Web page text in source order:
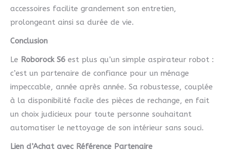
accessoires facilite grandement son entretien,
prolongeant ainsi sa durée de vie.
Conclusion
Le Roborock S6 est plus qu’un simple aspirateur robot :
c’est un partenaire de confiance pour un ménage
impeccable, année après année. Sa robustesse, couplée
à la disponibilité facile des pièces de rechange, en fait
un choix judicieux pour toute personne souhaitant
automatiser le nettoyage de son intérieur sans souci.
Lien d’Achat avec Référence Partenaire